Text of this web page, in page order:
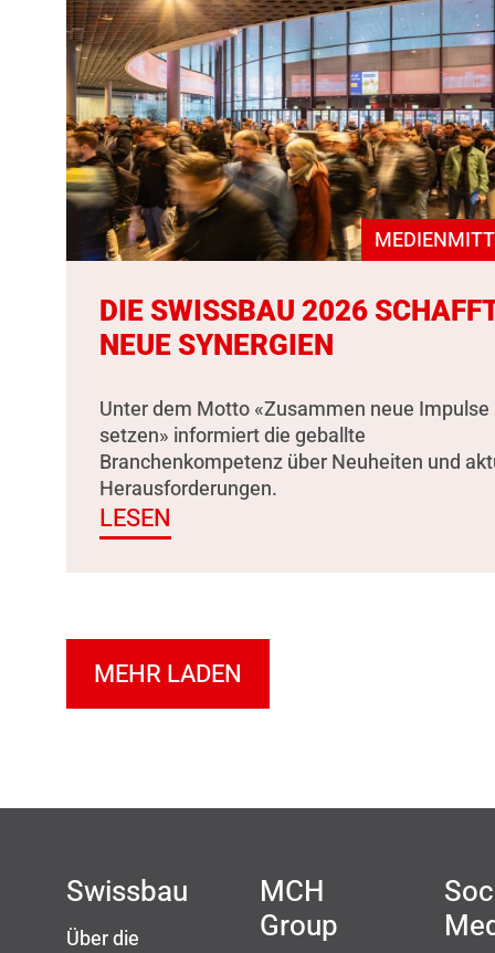
DIE SWISSBAU 2026
NEUE SYNERGIEN
Unter dem Motto «Zusammen neue Impulse
setzen» informiert die geballte
Branchenkompetenz über Neuheiten und
Herausforderungen.
LESEN
MEHR LADEN
Swissbau
Über die
MCH
Group